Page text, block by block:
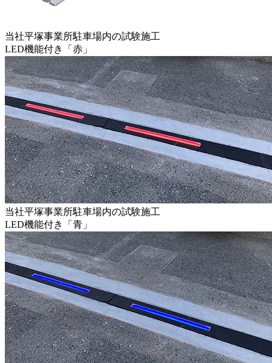
当社平塚事業所駐車場内の試験施工
LED機能付き「赤」
当社平塚事業所駐車場内の試験施工
LED機能付き「青」